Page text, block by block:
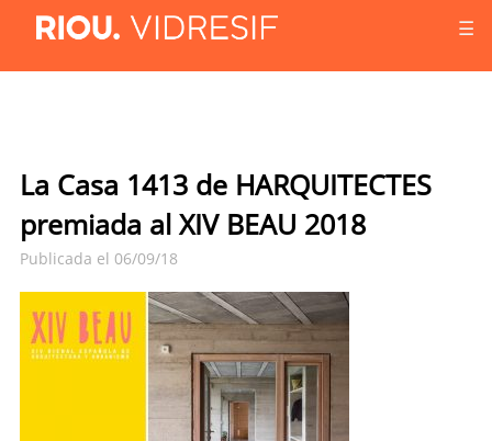
☰
La Casa 1413 de HARQUITECTES
premiada al XIV BEAU 2018
Publicada el 06/09/18